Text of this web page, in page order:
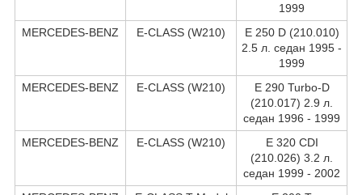
1999
MERCEDES-BENZ
E-CLASS (W210)
E 250 D (210.010)
2.5 л. седан 1995 -
1999
MERCEDES-BENZ
E-CLASS (W210)
E 290 Turbo-D
(210.017) 2.9 л.
седан 1996 - 1999
MERCEDES-BENZ
E-CLASS (W210)
E 320 CDI
(210.026) 3.2 л.
седан 1999 - 2002